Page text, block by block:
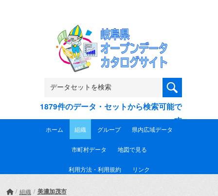
1879件のデータ・セットから検索可能で
す
ホーム 組織 グループ 県内広域データ
市町村データ 地図で見る
利用方法・利用規約 リンク
組織 美濃加茂市